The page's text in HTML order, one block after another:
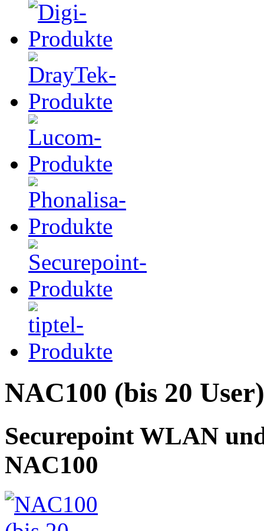
NAC100 (bis 20 User)
Securepoint WLAN
NAC100